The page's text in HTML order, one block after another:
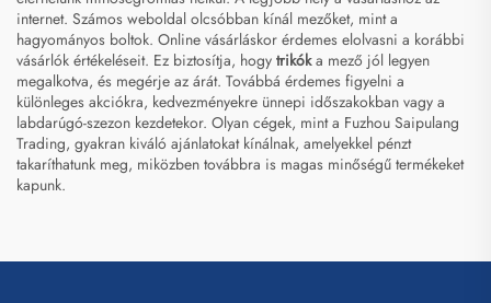
internet. Számos weboldal olcsóbban kínál mezőket, mint a
hagyományos boltok. Online vásárláskor érdemes elolvasni a korábbi
vásárlók értékeléseit. Ez biztosítja, hogy trikóka mező jól legyen
megalkotva, és megérje az árát. Továbbá érdemes figyelni a
különleges akciókra, kedvezményekre ünnepi időszakokban vagy a
labdarúgó-szezon kezdetekor. Olyan cégek, mint a Fuzhou Saipulang
Trading, gyakran kiváló ajánlatokat kínálnak, amelyekkel pénzt
takaríthatunk meg, miközben továbbra is magas minőségű termékeket
kapunk.